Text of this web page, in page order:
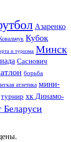
Азаренко
Кубок
и туризма Минск
Саснович
борьба
атлетика мини-
турнир хк Динамо-
Беларуси